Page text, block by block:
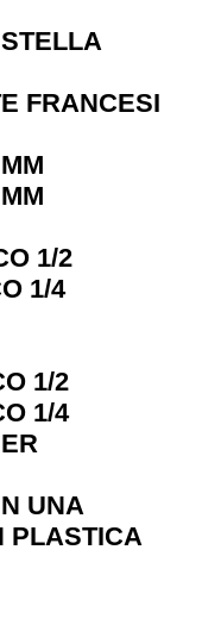
FRANCESI
1/2
1/4
1/2
1/4
UNA
PLASTICA